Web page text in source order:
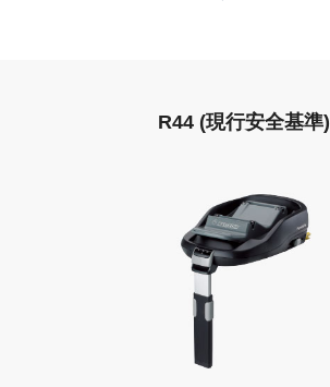
R44 (現行安全基準)